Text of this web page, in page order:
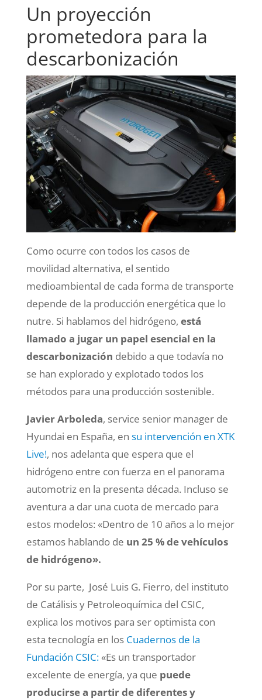
Un proyección
prometedora para la
descarbonización
Como ocurre con todos los casos de
movilidad alternativa, el sentido
medioambiental de cada forma de transporte
depende de la producción energética que lo
nutre. Si hablamos del hidrógeno, está
llamado a jugar un papel esencial en la
descarbonización debido a que todavía no
se han explorado y explotado todos los
métodos para una producción sostenible.
Javier Arboleda, service senior manager de
Hyundai en España, en su intervención en XTK
Live!, nos adelanta que espera que el
hidrógeno entre con fuerza en el panorama
automotriz en la presenta década. Incluso se
aventura a dar una cuota de mercado para
estos modelos: «Dentro de 10 años a lo mejor
estamos hablando de un 25 % de vehículos
de hidrógeno».
Por su parte, José Luis G. Fierro, del instituto
de Catálisis y Petroleoquímica del CSIC,
explica los motivos para ser optimista con
esta tecnología en los Cuadernos de la
Fundación CSIC:«Es un transportador
excelente de energía, ya que puede
producirse a partir de diferentes y